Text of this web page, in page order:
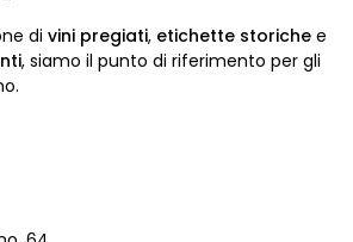
di vini pregiati, etichette storiche e
, siamo il punto di riferimento per gli